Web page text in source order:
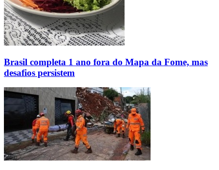
Brasil completa 1 ano fora do Mapa da Fome, mas
desafios persistem